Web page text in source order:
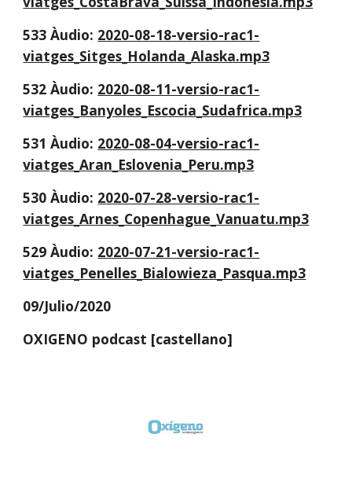
533 Àudio: 2020-08-18-versio-rac1-
viatges_Sitges_Holanda_Alaska.mp3
532 Àudio: 2020-08-11-versio-rac1-
viatges_Banyoles_Escocia_Sudafrica.mp3
531 Àudio: 2020-08-04-versio-rac1-
viatges_Aran_Eslovenia_Peru.mp3
530 Àudio: 2020-07-28-versio-rac1-
viatges_Arnes_Copenhague_Vanuatu.mp3
529 Àudio: 2020-07-21-versio-rac1-
viatges_Penelles_Bialowieza_Pasqua.mp3
09/Julio/2020
OXIGENO podcast [castellano]